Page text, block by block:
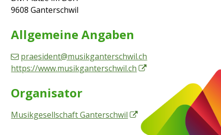
9608 Ganterschwil
Allgemeine Angaben
praesident@musikganterschwil.ch
https://www.musikganterschwil.ch
Organisator
Musikgesellschaft Ganterschwil